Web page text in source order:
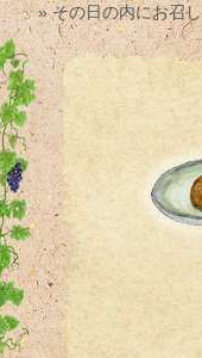
» その日の内にお召